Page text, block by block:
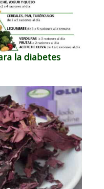
la diabetes